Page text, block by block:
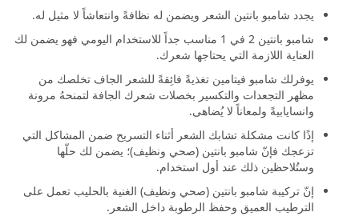
يجدد شامبو بانتين الشعر ويضمن له نظافةً وانتعاشاً لا مثيل له.
شامبو بانتين 2 في 1 مناسب جداً للاستخدام اليومي فهو يضمن لك
العناية اللازمة التي يحتاجها شعرك.
يوفرلك شامبو فيتامين تغذيةً فائِقةً للشعر الجاف تخلصك من
مظهر التجعدات والتكسير بخصلات شعرك الجافة لتمنحهُ مرونة
وانسايابيةً ولمعاناً لا يُضاهى.
إذًا كانت مشكلة تشابك الشعر أثناء التسريح ضمن المشاكل التي
تزعجك فإنّ شامبو بانتين (صحي ونظيف)؛ يضمن لك حلّها
وستُلاحظين ذلك عند أول استخدام.
إنّ تركيبة شامبو بانتين (صحي ونظيف) الغنية بالحليب تعمل على
الترطيب العميق وحفظ الرطوبة داخل الشعر.